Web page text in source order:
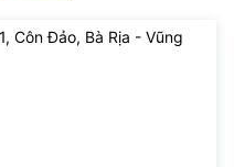
Côn Đảo, Bà Rịa - Vũng